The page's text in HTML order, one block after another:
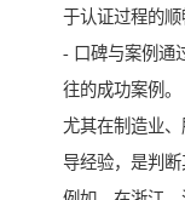
于认证过程的顺
- 口碑与案例通
往的成功案例。
尤其在制造业
导经验，是判断